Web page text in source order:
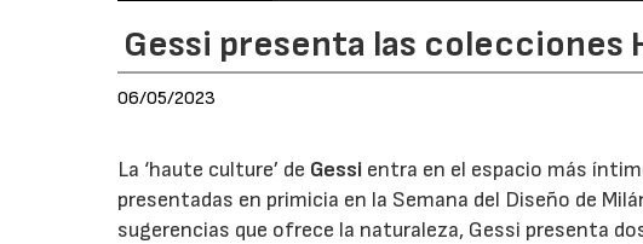
Gessi presenta las colecciones
06/05/2023
La ‘haute culture’ de Gessi entra en el espacio más
presentadas en primicia en la Semana del Diseño de
sugerencias que ofrece la naturaleza, Gessi presenta